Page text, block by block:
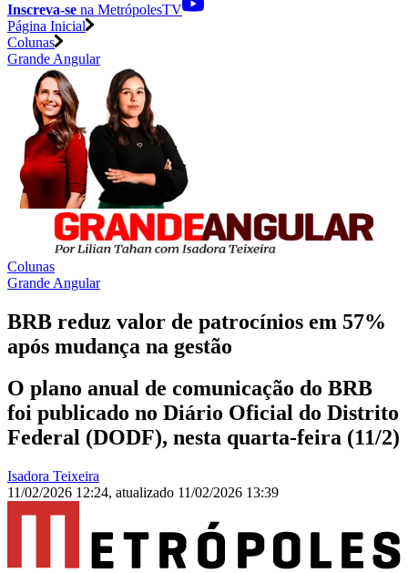
Inscreva-se na MetrópolesTV
Página Inicial
Colunas
Grande Angular
Colunas
Grande Angular
BRB reduz valor de patrocínios em 57%
após mudança na gestão
O plano anual de comunicação do BRB
foi publicado no Diário Oficial do Distrito
Federal (DODF), nesta quarta-feira (11/2)
Isadora Teixeira
11/02/2026 12:24, atualizado 11/02/2026 13:39